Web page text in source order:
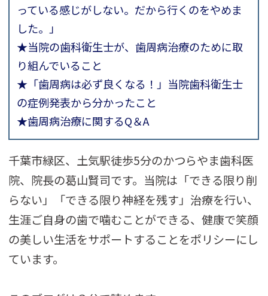
っている感じがしない。だから行くのをやめま
した。」
★当院の歯科衛生士が、歯周病治療のために取
り組んでいること
★「歯周病は必ず良くなる！」当院歯科衛生士
の症例発表から分かったこと
★歯周病治療に関するQ＆A
千葉市緑区、土気駅徒歩5分のかつらやま歯科医
院、院長の葛山賢司です。当院は「できる限り削
らない」「できる限り神経を残す」治療を行い、
生涯ご自身の歯で噛むことができる、健康で笑顔
の美しい生活をサポートすることをポリシーにし
ています。